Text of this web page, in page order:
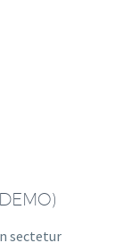
sectetur